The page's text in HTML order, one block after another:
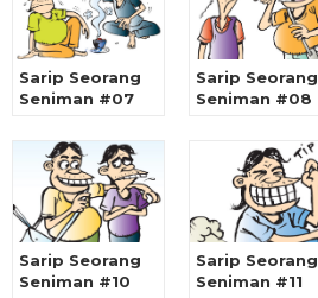
Sarip Seorang
Seniman #07
Sarip Seorang
Seniman #08
Sarip Seorang
Seniman #10
Sarip Seorang
Seniman #11